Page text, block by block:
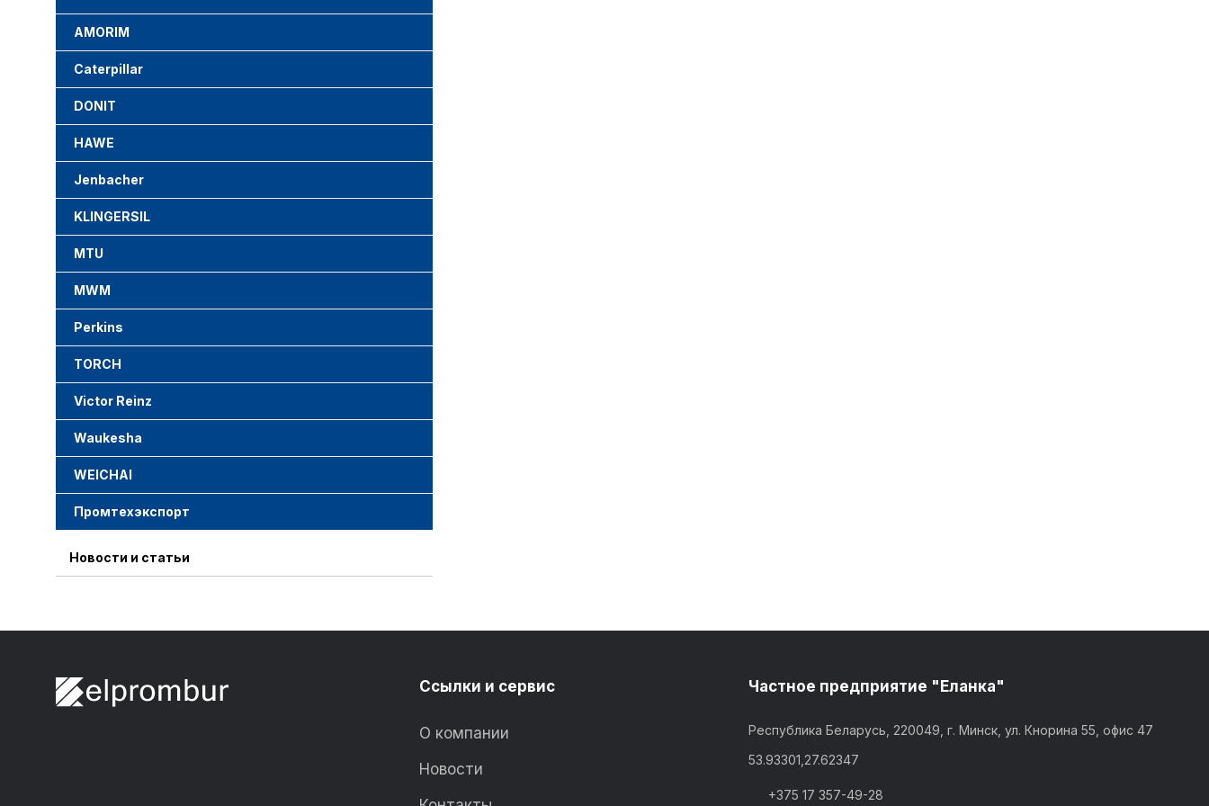
AMORIM
Caterpillar
DONIT
HAWE
Jenbacher
KLINGERSIL
MTU
MWM
Perkins
TORCH
Victor Reinz
Waukesha
WEICHAI
Промтехэкспорт
Новости и статьи
Ссылки и сервис
О компании
Новости
Частное предприятие "Еланка"
Республика Беларусь, 220049, г. Минск, ул. Кнорина 55, офис 47
53.93301,27.62347
+375 17 357-49-28